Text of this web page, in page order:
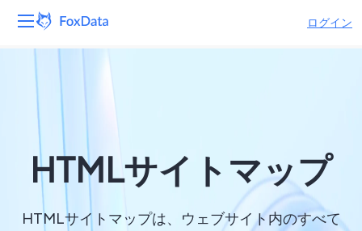
ログイン
プラットフォーム
ソリューション
リソース
HTMLサイトマップ
HTMLサイトマップは、ウェブサイト内のすべて